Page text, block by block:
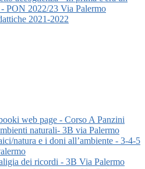
PON 2022/23 Via Palermo
2021-2022
web page - Corso A Panzini
naturali- 3B via Palermo
natura e i doni all’ambiente - 3-4-5
dei ricordi - 3B Via Palermo